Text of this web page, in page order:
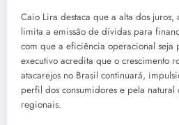
Caio Lira destaca que a alta dos juros,
limita a emissão de dívidas para
com que a eficiência operacional
executivo acredita que o crescimento
atacarejos no Brasil continuará,
perfil dos consumidores e pela natural
regionais.